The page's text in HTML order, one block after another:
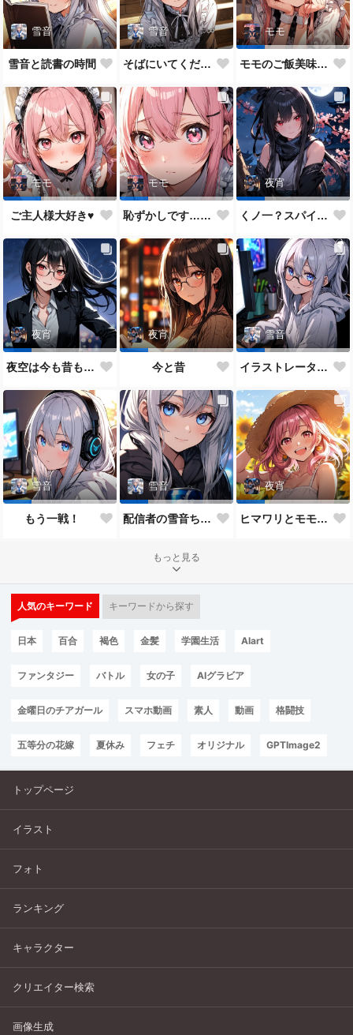
雪音
雪音と読書の時間
雪音
そばにいてください♥
モモ
モモのご飯美味しい？
モモ
ご主人様大好き♥
モモ
恥ずかしです…ご主人様♥
夜宵
くノ一？スパイ？どっちがいいかな？
夜宵
夜空は今も昔も変わらないね♥
夜宵
今と昔
雪音
イラストレーター雪音ちゃん🎵
雪音
もう一戦！
雪音
配信者の雪音ちゃん
夜宵
ヒマワリとモモちゃん♥
もっと見る
人気のキーワード キーワードから探す
日本 百合 褐色 金髪 学園生活 AIart
ファンタジー バトル 女の子 AIグラビア
金曜日のチアガール スマホ動画 素人 動画 格闘技
五等分の花嫁 夏休み フェチ オリジナル GPTImage2
トップページ
イラスト
フォト
ランキング
キャラクター
クリエイター検索
画像生成